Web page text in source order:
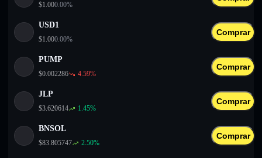
Español
$1.000.00%
USD1
$1.000.00%
Comprar
PUMP
$0.002286 4.59%
Comprar
JLP
$3.620614 1.45%
Comprar
BNSOL
$83.805747 2.50%
Comprar